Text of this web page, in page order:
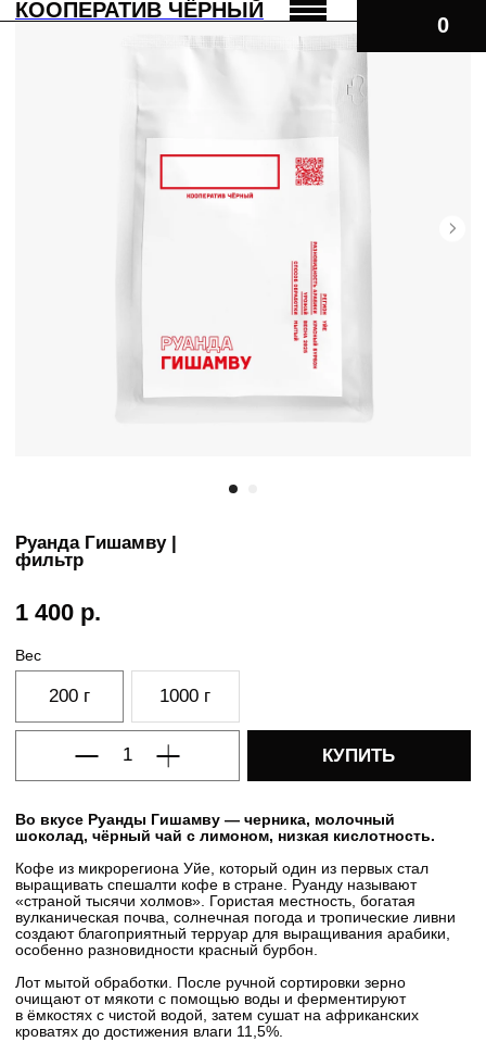
КООПЕРАТИВ ЧЁРНЫЙ
Руанда Гишамву |
фильтр
1 400 р.
Вес
200 г 1000 г
КУПИТЬ
Во вкусе Руанды Гишамву — черника, молочный
шоколад, чёрный чай с лимоном, низкая кислотность.
Кофе из микрорегиона Уйе, который один из первых стал
выращивать спешалти кофе в стране. Руанду называют
«страной тысячи холмов». Гористая местность, богатая
вулканическая почва, солнечная погода и тропические ливни
создают благоприятный терруар для выращивания арабики,
особенно разновидности красный бурбон.
Лот мытой обработки. После ручной сортировки зерно
очищают от мякоти с помощью воды и ферментируют
в ёмкостях с чистой водой, затем сушат на африканских
кроватях до достижения влаги 11,5%.